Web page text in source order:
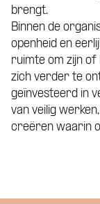
brengt.
Binnen de
openheid en
ruimte om zijn of
zich verder te
geïnvesteerd in
van veilig
creëren waarin